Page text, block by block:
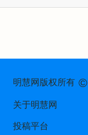
明慧网版权所有©
关于明慧网
投稿平台